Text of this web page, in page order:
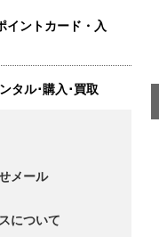
イントカード・入
タル･購入･買取
メール
について